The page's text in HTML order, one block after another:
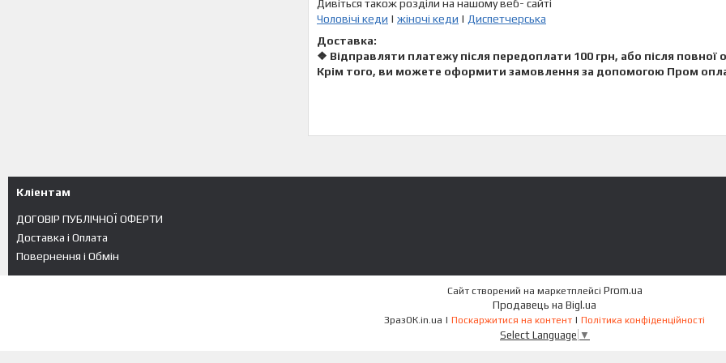
Дивіться також розділи на нашому веб- сайті
Чоловічі кеди | жіночі кеди | Диспетчерська
Доставка:
❖ Відправляти платежу після передоплати 100 грн, або після повної
Крім того, ви можете оформити замовлення за допомогою Пром
Кліентам
ДОГОВІР ПУБЛІЧНОЇ ОФЕРТИ
Доставка і Оплата
Повернення і Обмін
Сайт створений на маркетплейсі Prom.ua
Продавець на Bigl.ua
ЗразОК.in.ua | Поскаржитися на контент | Політика конфіденційності
Select Language ▼